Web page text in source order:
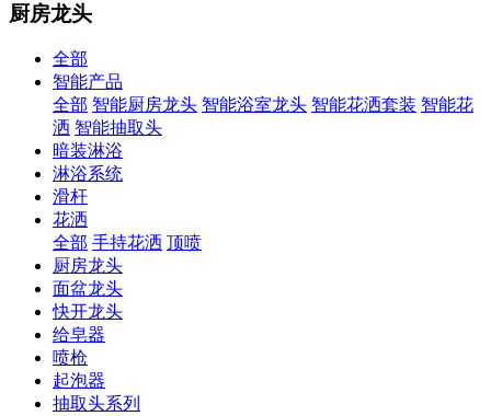
厨房龙头
全部
智能产品
全部 智能厨房龙头 智能浴室龙头 智能花洒套装 智能花
洒 智能抽取头
暗装淋浴
淋浴系统
滑杆
花洒
全部 手持花洒 顶喷
厨房龙头
面盆龙头
快开龙头
给皂器
喷枪
起泡器
抽取头系列